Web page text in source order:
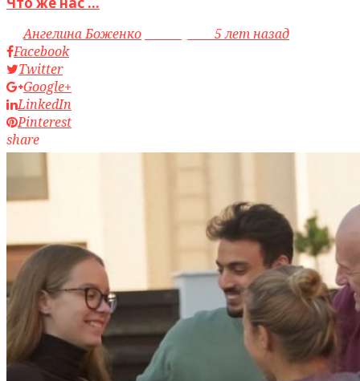
byАнгелина Боженко
5 лет назад
Facebook
Twitter
Google+
LinkedIn
Pinterest
share